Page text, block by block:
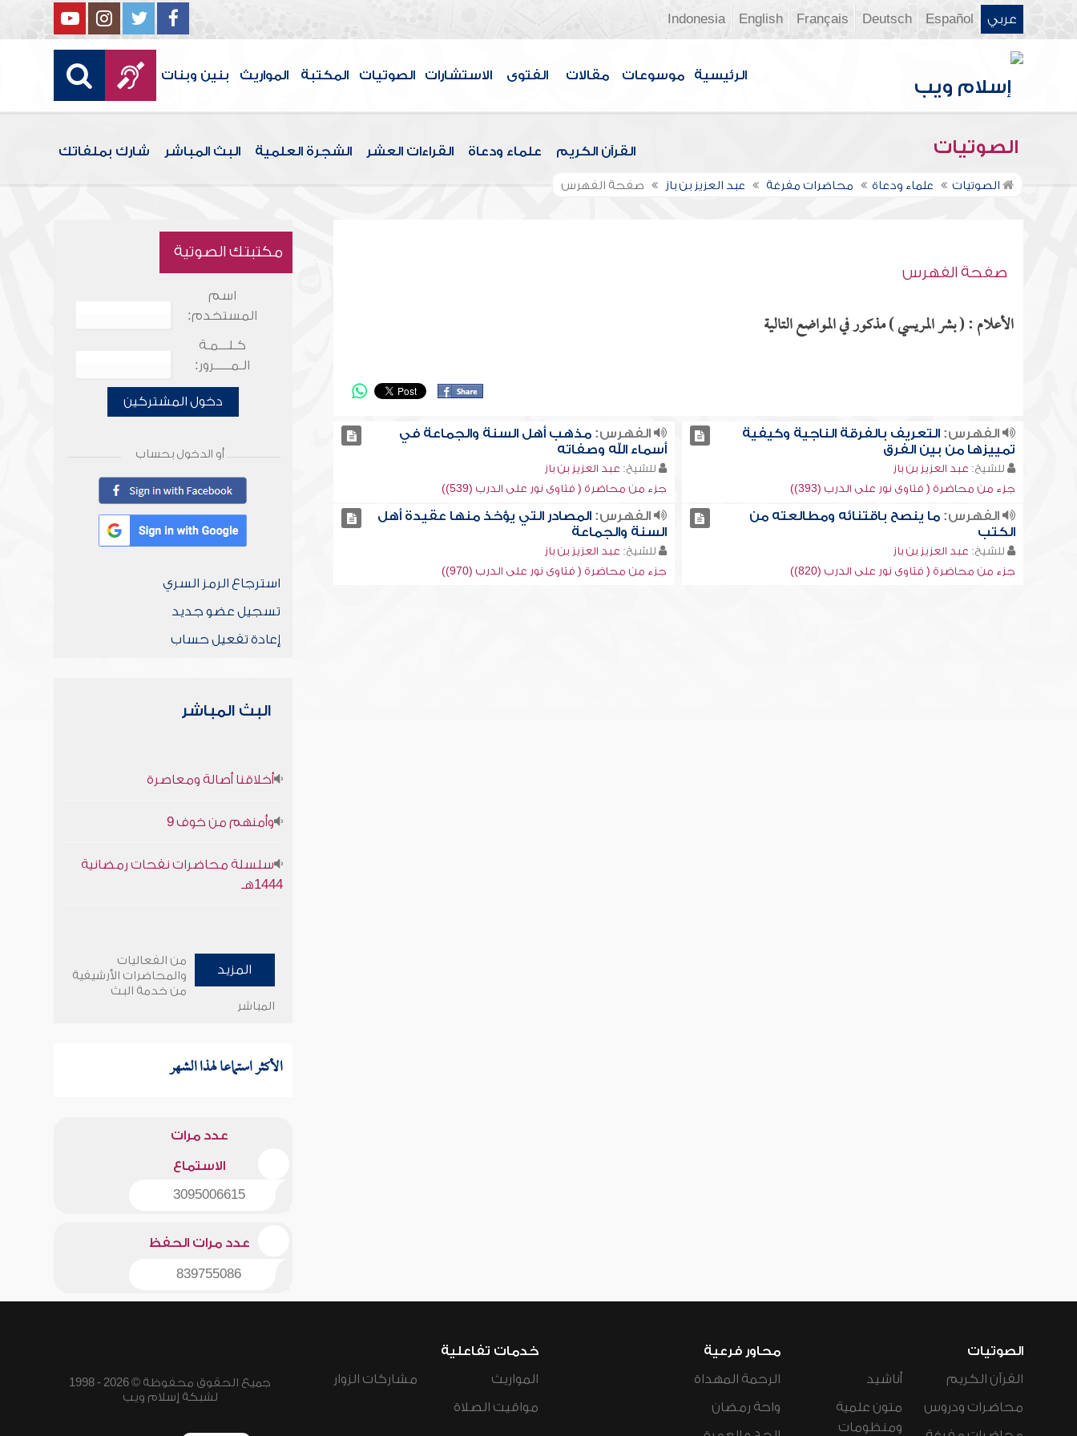
عربي Español
Deutsch
Français
English
Indonesia
الرئيسية موسوعات مقالات الفتوى الاستشارات الصوتيات المكتبة المواريث بنين وبنات
الصوتيات القرآن الكريم علماء ودعاة القراءات العشر الشجرة العلمية البث المباشر شارك بملفاتك
الصوتيات علماء ودعاة محاضرات مفرغة عبد العزيز بن باز صفحة الفهرس
صفحة الفهرس
الأعلام : ( بشر المريسي ) مذكور في المواضع التالية
الفهرس:التعريف بالفرقة الناجية وكيفية
تمييزها من بين الفرق
للشيخ: عبد العزيز بن باز
جزء من محاضرة ( فتاوى نور على الدرب (393))
الفهرس: مذهب أهل السنة والجماعة في
أسماء الله وصفاته
للشيخ: عبد العزيز بن باز
جزء من محاضرة ( فتاوى نور على الدرب (539))
الفهرس:ما ينصح باقتنائه ومطالعته من
الكتب
للشيخ: عبد العزيز بن باز
جزء من محاضرة ( فتاوى نور على الدرب (820))
الفهرس: المصادر التي يؤخذ منها عقيدة أهل
السنة والجماعة
للشيخ: عبد العزيز بن باز
جزء من محاضرة ( فتاوى نور على الدرب (970))
مكتبتك الصوتية
اسم
المستخدم:
كـلـــمـة
الـمـــــرور:
دخول المشتركين
أو الدخول بحساب
استرجاع الرمز السري
تسجيل عضو جديد
إعادة تفعيل حساب
البث المباشر
أخلاقنا أصالة ومعاصرة
وأمنهم من خوف 9
سلسلة محاضرات نفحات رمضانية
1444هـ
المزيد
من الفعاليات
والمحاضرات الأرشيفية
من خدمة البث
المباشر
الأكثر استماعا لهذا الشهر
عدد مرات
الاستماع
3095006615
عدد مرات الحفظ
839755086
الصوتيات
القرآن الكريم
محاضرات ودروس
أناشيد
متون علمية
ومنظومات
محاور فرعية
الرحمة المهداة
واحة رمضان
خدمات تفاعلية
المواريث
مواقيت الصلاة
مشاركات الزوار
جميع الحقوق محفوظة © 2026 - 1998
لشبكة إسلام ويب